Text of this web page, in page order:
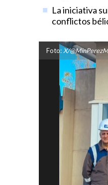
La iniciativa
conflictos
Foto: X/